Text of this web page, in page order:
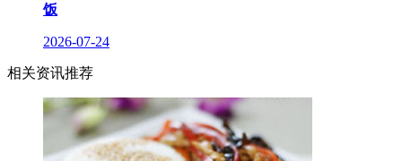
饭
2026-07-24
相关资讯推荐